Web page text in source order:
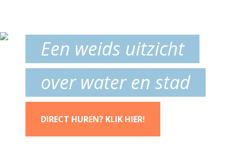
Een weids uitzicht
over water en stad
DIRECT HUREN? KLIK HIER!